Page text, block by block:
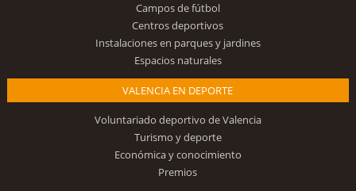
Campos de fútbol
Centros deportivos
Instalaciones en parques y jardines
Espacios naturales
VALENCIA EN DEPORTE
Voluntariado deportivo de Valencia
Turismo y deporte
Económica y conocimiento
Premios